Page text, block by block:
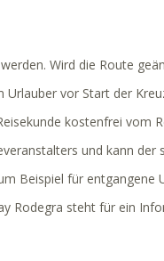
Wird die Route
vor Start der
kostenfrei vom
und kann
Beispiel für entgangene
Rodegra steht für ein